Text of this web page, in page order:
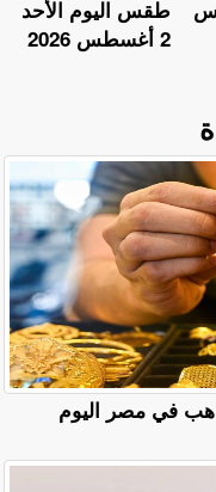
طقس اليوم الأحد
2 أغسطس 2026
أسعار الذهب في مصر اليوم